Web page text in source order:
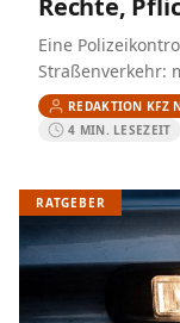
Rechte,
Eine
Straßenverkehr:
mal im Rahmen
Privatpersonen
REDAKTION KFZ
4 MIN. LESEZEIT
RATGEBER